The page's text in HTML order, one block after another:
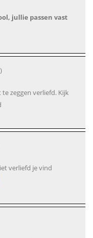
jullie passen vast
zeggen verliefd. Kijk
verliefd je vind